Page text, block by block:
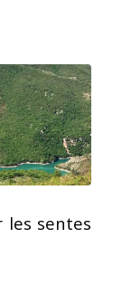
les sentes